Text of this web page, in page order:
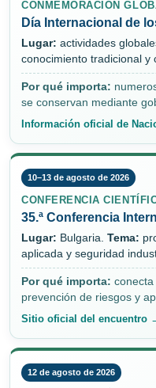
CONMEMORACIÓN
Día Internacional de
Lugar: actividades
conocimiento tradicional y
Por qué importa:
se conservan mediante
Información oficial de
10–13 de agosto de 2026
CONFERENCIA
35.ª Conferencia
Lugar: Bulgaria. Tema:
aplicada y seguridad
Por qué importa: conecta
prevención de riesgos y
Sitio oficial del encuentro
12 de agosto de 2026